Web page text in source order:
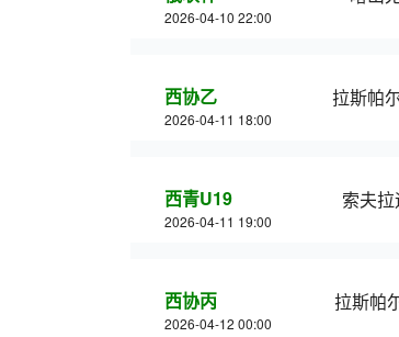
2026-04-10 22:00
西协乙
2026-04-11 18:00
拉斯帕
西青U19
2026-04-11 19:00
索夫
西协丙
2026-04-12 00:00
拉斯帕